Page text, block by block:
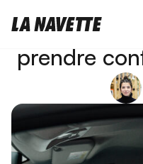
7
prendre